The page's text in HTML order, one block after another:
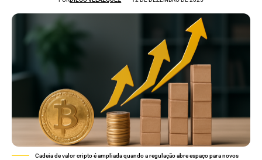
Cadeia de valor cripto é ampliada quando a regulação abre espaço para novos